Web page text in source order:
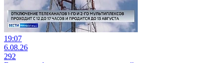
19:07
6.08.26
292